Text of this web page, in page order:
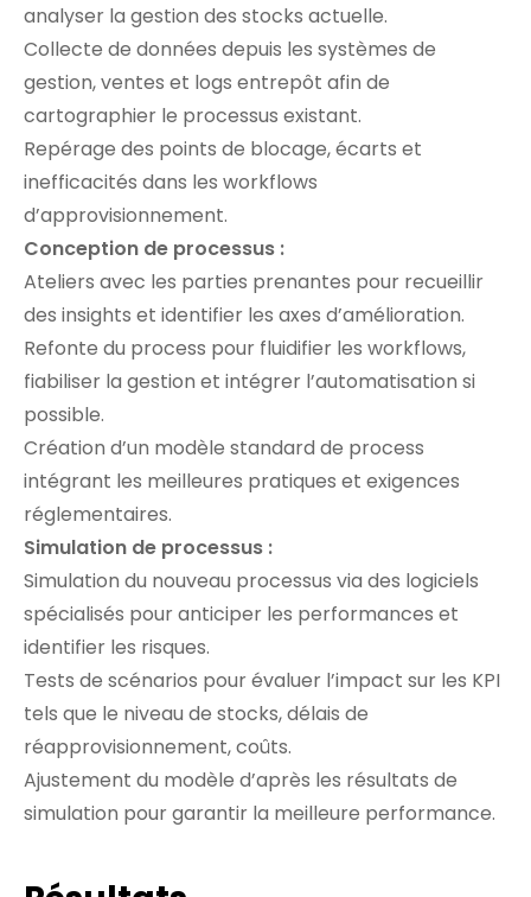
analyser la gestion des stocks actuelle.
Collecte de données depuis les systèmes de
gestion, ventes et logs entrepôt afin de
cartographier le processus existant.
Repérage des points de blocage, écarts et
inefficacités dans les workflows
d’approvisionnement.
Conception de processus :
Ateliers avec les parties prenantes pour recueillir
des insights et identifier les axes d’amélioration.
Refonte du process pour fluidifier les workflows,
fiabiliser la gestion et intégrer l’automatisation si
possible.
Création d’un modèle standard de process
intégrant les meilleures pratiques et exigences
réglementaires.
Simulation de processus :
Simulation du nouveau processus via des logiciels
spécialisés pour anticiper les performances et
identifier les risques.
Tests de scénarios pour évaluer l’impact sur les KPI
tels que le niveau de stocks, délais de
réapprovisionnement, coûts.
Ajustement du modèle d’après les résultats de
simulation pour garantir la meilleure performance.